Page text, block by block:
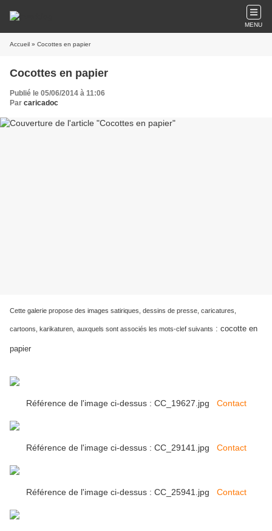
MENU
Accueil » Cocottes en papier
Cocottes en papier
Publié le 05/06/2014 à 11:06
Par caricadoc
Cette galerie propose des images satiriques, dessins de presse, caricatures,
cartoons, karikaturen, auxquels sont associés les mots-clef suivants : cocotte en
papier
Référence de l'image ci-dessus : CC_19627.jpg Contact
Référence de l'image ci-dessus : CC_29141.jpg Contact
Référence de l'image ci-dessus : CC_25941.jpg Contact